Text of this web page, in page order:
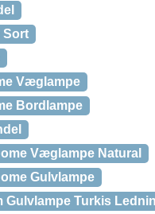
Sort
Væglampe
Bordlampe
Væglampe Natural
Gulvlampe
Gulvlampe Turkis